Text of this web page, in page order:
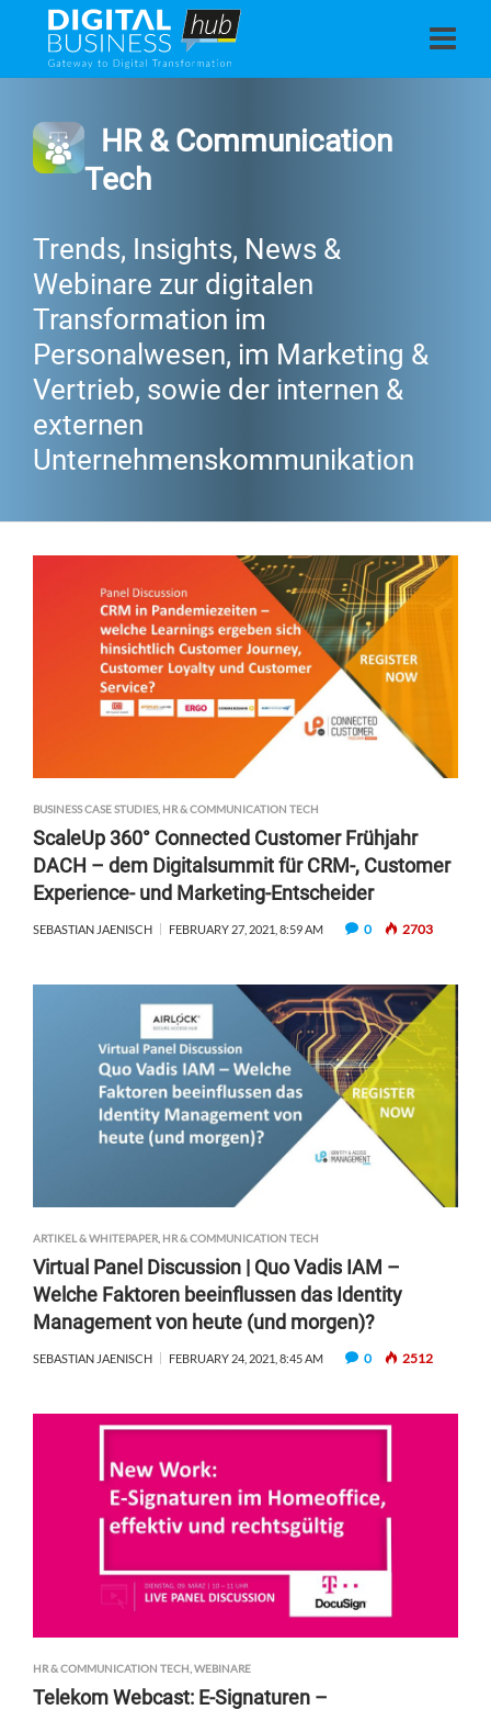
HR & Communication
Tech
Trends, Insights, News &
Webinare zur digitalen
Transformation im
Personalwesen, im Marketing &
Vertrieb, sowie der internen &
externen
Unternehmenskommunikation
BUSINESS CASE STUDIES, HR & COMMUNICATION TECH
ScaleUp 360° Connected Customer Frühjahr
DACH – dem Digitalsummit für CRM-, Customer
Experience- und Marketing-Entscheider
SEBASTIAN JAENISCH FEBRUARY 27, 2021, 8:59 AM 0 2703
ARTIKEL & WHITEPAPER, HR & COMMUNICATION TECH
Virtual Panel Discussion | Quo Vadis IAM –
Welche Faktoren beeinflussen das Identity
Management von heute (und morgen)?
SEBASTIAN JAENISCH FEBRUARY 24, 2021, 8:45 AM 0 2512
HR & COMMUNICATION TECH WEBINARE
Telekom Webcast: E-Signaturen –